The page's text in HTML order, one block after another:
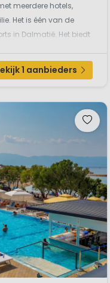
meerdere hotels,
Het is één van de
in Dalmatië. Het biedt
1 aanbieders